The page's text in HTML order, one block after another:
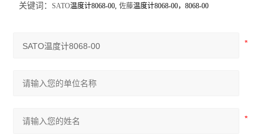
关键词：SATO温度计8068-00, 佐藤温度计8068-00，8068-00